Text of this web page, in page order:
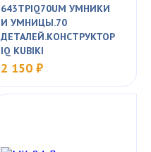
643TPIQ70UM УМНИКИ
И УМНИЦЫ.70
ДЕТАЛЕЙ.КОНСТРУКТОР
IQ KUBIKI
2 150 ₽